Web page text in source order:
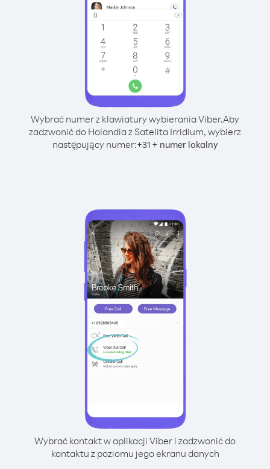
Wybrać numer z klawiatury wybierania Viber.Aby
zadzwonić do Holandia z Satelita Irridium, wybierz
następujący numer:+31+ numer lokalny
Wybrać kontakt w aplikacji Viber i zadzwonić do
kontaktu z poziomu jego ekranu danych